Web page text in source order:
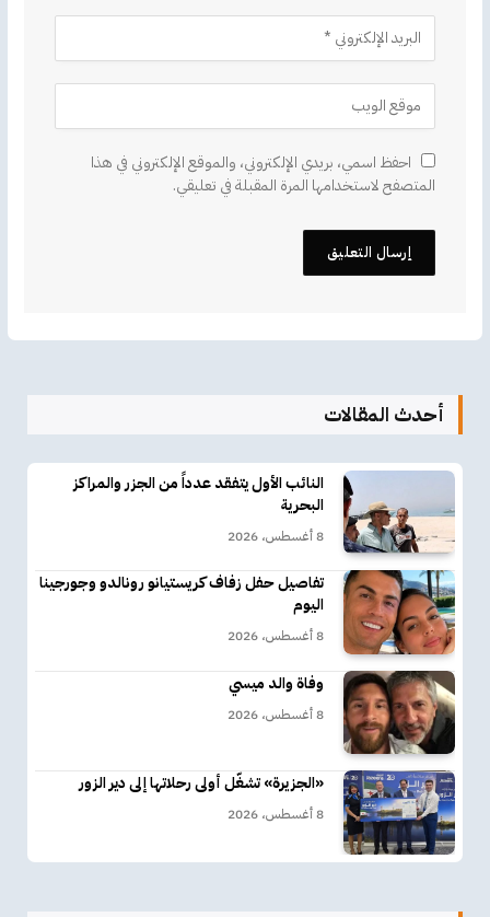
احفظ اسمي، بريدي الإلكتروني، والموقع الإلكتروني في هذا
المتصفح لاستخدامها المرة المقبلة في تعليقي.
أحدث المقالات
النائب الأول يتفقد عدداً من الجزر والمراكز
البحرية
8 أغسطس، 2026
تفاصيل حفل زفاف كريستيانو رونالدو وجورجينا
اليوم
8 أغسطس، 2026
وفاة والد ميسي
8 أغسطس، 2026
«الجزيرة» تشغّل أولى رحلاتها إلى دير الزور
8 أغسطس، 2026